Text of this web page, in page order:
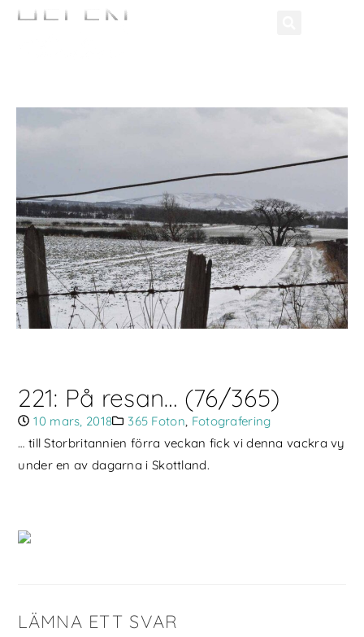
221: På resan… (76/365)
10 mars, 2018 365 Foton Fotografering
… till Storbritannien förra veckan fick vi denna vackra vy
under en av dagarna i Skottland.
LÄMNA ETT SVAR